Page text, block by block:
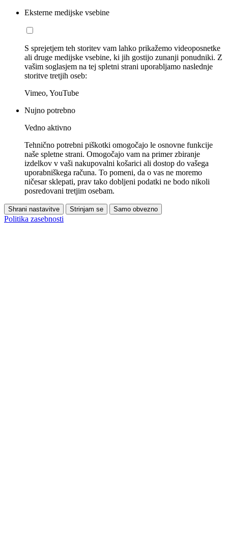
Eksterne medijske vsebine
S sprejetjem teh storitev vam lahko prikažemo videoposnetke
ali druge medijske vsebine, ki jih gostijo zunanji ponudniki. Z
vašim soglasjem na tej spletni strani uporabljamo naslednje
storitve tretjih oseb:
Vimeo, YouTube
Nujno potrebno
Vedno aktivno
Tehnično potrebni piškotki omogočajo le osnovne funkcije
naše spletne strani. Omogočajo vam na primer zbiranje
izdelkov v vaši nakupovalni košarici ali dostop do vašega
uporabniškega računa. To pomeni, da o vas ne moremo
ničesar sklepati, prav tako dobljeni podatki ne bodo nikoli
posredovani tretjim osebam.
Shrani nastavitve Strinjam se Samo obvezno
Politika zasebnosti